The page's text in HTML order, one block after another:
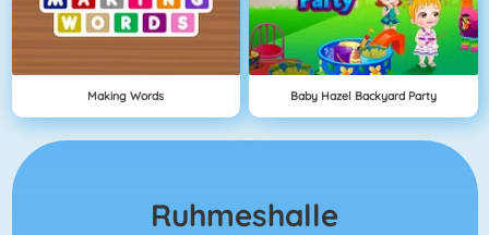
Making Words Baby Hazel Backyard Party
Ruhmeshalle